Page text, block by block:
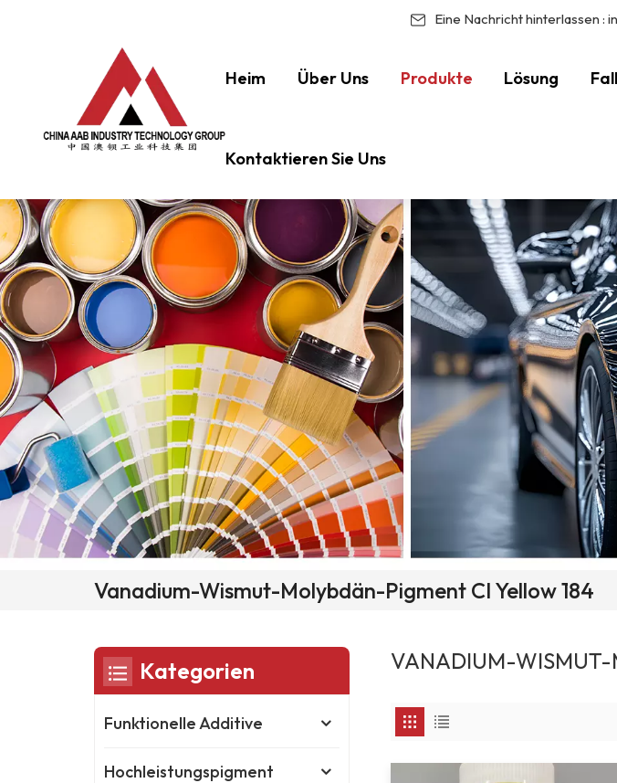
Eine Nachricht hinterlassen :
Heim Über Uns Produkte Lösung Fall
Kontaktieren Sie Uns
Vanadium-Wismut-Molybdän-Pigment CI Yellow 184
VANADIUM-WISMUT-
Kategorien
Funktionelle Additive
Hochleistungspigment